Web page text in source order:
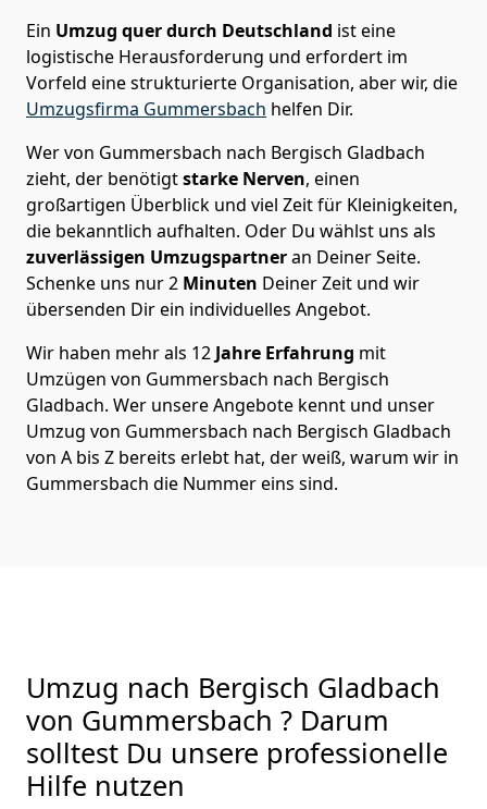
Ein Umzug quer durch Deutschland ist eine
logistische Herausforderung und erfordert im
Vorfeld eine strukturierte Organisation, aber wir, die
Umzugsfirma Gummersbach helfen Dir.
Wer von Gummersbach nach Bergisch Gladbach
zieht, der benötigtstarke Nerven, einen
großartigen Überblick und viel Zeit für Kleinigkeiten,
die bekanntlich aufhalten. Oder Du wählst uns als
zuverlässigen Umzugspartneran Deiner Seite.
Schenke uns nur2 Minuten Deiner Zeit und wir
übersenden Dir ein individuelles Angebot.
Wir haben mehr als 12 Jahre Erfahrung mit
Umzügen von Gummersbach nach Bergisch
Gladbach. Wer unsere Angebote kennt und unser
Umzug von Gummersbach nach Bergisch Gladbach
von A bis Z bereits erlebt hat, der weiß, warum wir in
Gummersbach die Nummer eins sind.
Umzug nach Bergisch Gladbach
von Gummersbach ? Darum
solltest Du unsere professionelle
Hilfe nutzen